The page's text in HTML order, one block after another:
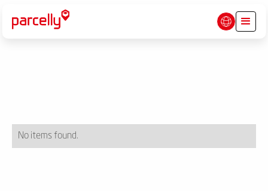
No items found.